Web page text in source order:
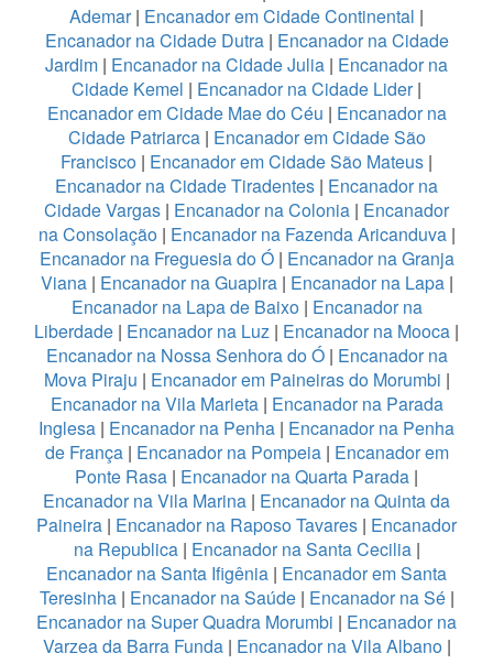
Ademar| Encanador em Cidade Continental |
Encanador na Cidade Dutra | Encanador na Cidade
Jardim | Encanador na Cidade Julia | Encanador na
Cidade Kemel | Encanador na Cidade Lider|
Encanador em Cidade Mae do Céu | Encanador na
Cidade Patriarca| Encanador em Cidade São
Francisco | Encanador em Cidade São Mateus |
Encanador na Cidade Tiradentes | Encanador na
Cidade Vargas | Encanador na Colonia | Encanador
na Consolação | Encanador na Fazenda Aricanduva|
Encanador na Freguesia do Ó| Encanador na Granja
Viana| Encanador na Guapira| Encanador na Lapa|
Encanador na Lapa de Baixo | Encanador na
Liberdade | Encanador na Luz | Encanador na Mooca |
Encanador na Nossa Senhora do Ó| Encanador na
Mova Piraju | Encanador em Paineiras do Morumbi |
Encanador na Vila Marieta| Encanador na Parada
Inglesa | Encanador na Penha | Encanador na Penha
de França | Encanador na Pompeia| Encanador em
Ponte Rasa | Encanador na Quarta Parada |
Encanador na Vila Marina | Encanador na Quinta da
Paineira | Encanador na Raposo Tavares | Encanador
na Republica| Encanador na Santa Cecilia|
Encanador na Santa Ifigênia | Encanador em Santa
Teresinha| Encanador na Saúde| Encanador na Sé|
Encanador na Super Quadra Morumbi | Encanador na
Varzea da Barra Funda| Encanador na Vila Albano|